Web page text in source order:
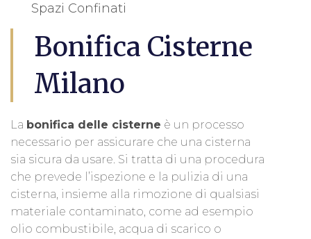
Spazi Confinati
Bonifica Cisterne
Milano
La bonifica delle cisterne è un processo
necessario per assicurare che una cisterna
sia sicura da usare. Si tratta di una procedura
che prevede l’ispezione e la pulizia di una
cisterna, insieme alla rimozione di qualsiasi
materiale contaminato, come ad esempio
olio combustibile, acqua di scarico o